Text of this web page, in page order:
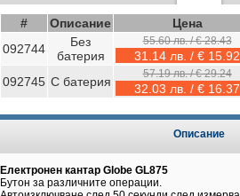
# Описание
Цена
092744
Без
батерия
55.60 лв. / € 28.43
31.14 лв. / € 15.92
092745 С батерия
57.19 лв. / € 29.24
32.03 лв. / € 16.37
Описание
Електронен кантар Globe GL875
Бутон за различните операции.